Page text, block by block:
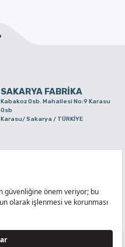
SAKARYA FABRİKA
Kabakoz Osb. Mahallesi No:9 Karasu
Osb
Karasu/ Sakarya / TÜRKİYE